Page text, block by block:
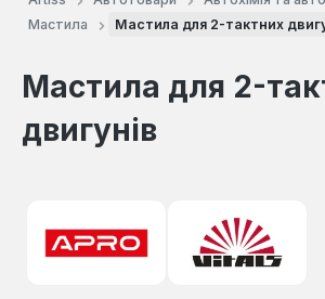
Мастила
Мастила для 2-тактних
Мастила для 2-
двигунів